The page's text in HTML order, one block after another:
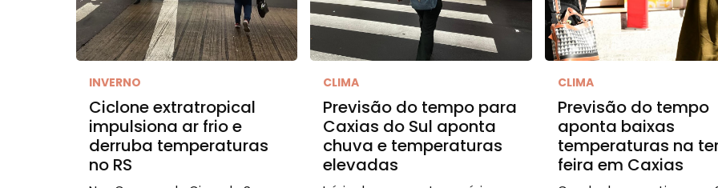
INVERNO
Ciclone extratropical
impulsiona ar frio e
derruba temperaturas
no RS
CLIMA
Previsão do tempo para
Caxias do Sul aponta
chuva e temperaturas
elevadas
CLIMA
Previsão do tempo
aponta baixas
temperaturas na
feira em Caxias